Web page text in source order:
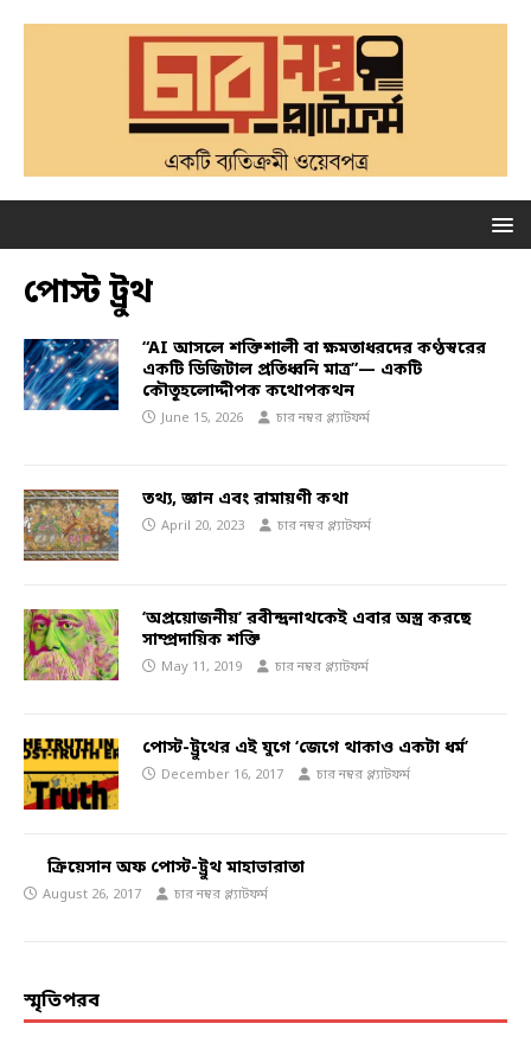
পোস্ট ট্রুথ
“AI আসলে শক্তিশালী বা ক্ষমতাধরদের কণ্ঠস্বরের
একটি ডিজিটাল প্রতিধ্বনি মাত্র”— একটি
কৌতূহলোদ্দীপক কথোপকথন
June 15, 2026 চার নম্বর প্ল্যাটফর্ম
তথ্য, জ্ঞান এবং রামায়ণী কথা
April 20, 2023 চার নম্বর প্ল্যাটফর্ম
‘অপ্রয়োজনীয়’ রবীন্দ্রনাথকেই এবার অস্ত্র করছে
সাম্প্রদায়িক শক্তি
May 11, 2019 চার নম্বর প্ল্যাটফর্ম
পোস্ট-ট্রুথের এই যুগে ‘জেগে থাকাও একটা ধর্ম’
December 16, 2017 চার নম্বর প্ল্যাটফর্ম
ক্রিয়েসান অফ পোস্ট-ট্রুথ মাহাভারাতা
August 26, 2017 চার নম্বর প্ল্যাটফর্ম
স্মৃতিপরব